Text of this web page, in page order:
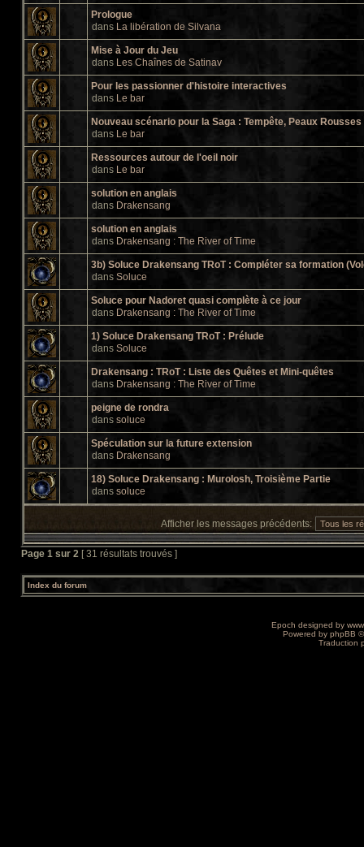
Prologue
dans La libération de Silvana
Mise à Jour du Jeu
dans Les Chaînes de Satinav
Pour les passionner d'histoire interactives
dans Le bar
Nouveau scénario pour la Saga : Tempête, Peaux Rousses
dans Le bar
Ressources autour de l'oeil noir
dans Le bar
solution en anglais
dans Drakensang
solution en anglais
dans Drakensang : The River of Time
3b) Soluce Drakensang TRoT : Compléter sa formation
dans Soluce
Soluce pour Nadoret quasi complète à ce jour
dans Drakensang : The River of Time
1) Soluce Drakensang TRoT : Prélude
dans Soluce
Drakensang : TRoT : Liste des Quêtes et Mini-quêtes
dans Drakensang : The River of Time
peigne de rondra
dans soluce
Spéculation sur la future extension
dans Drakensang
18) Soluce Drakensang : Murolosh, Troisième Partie
dans soluce
Afficher les messages précédents:
Page 1 sur 2 [ 31 résultats trouvés ]
Index du forum
Epoch designed by
Powered by phpBB
Traduction